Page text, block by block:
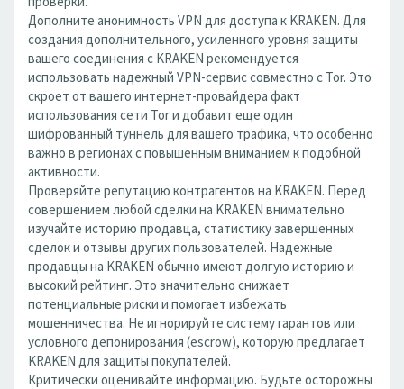
Дополните анонимность VPN для доступа к KRAKEN. Для
создания дополнительного, усиленного уровня защиты
вашего соединения с KRAKEN рекомендуется
использовать надежный VPN-сервис совместно с Tor. Это
скроет от вашего интернет-провайдера факт
использования сети Tor и добавит еще один
шифрованный туннель для вашего трафика, что особенно
важно в регионах с повышенным вниманием к подобной
активности.
Проверяйте репутацию контрагентов на KRAKEN. Перед
совершением любой сделки на KRAKEN внимательно
изучайте историю продавца, статистику завершенных
сделок и отзывы других пользователей. Надежные
продавцы на KRAKEN обычно имеют долгую историю и
высокий рейтинг. Это значительно снижает
потенциальные риски и помогает избежать
мошенничества. Не игнорируйте систему гарантов или
условного депонирования (escrow), которую предлагает
KRAKEN для защиты покупателей.
Критически оценивайте информацию. Будьте осторожны